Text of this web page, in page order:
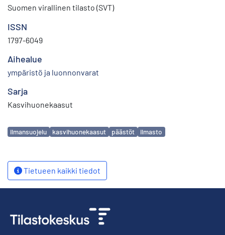
Suomen virallinen tilasto (SVT)
ISSN
1797-6049
Aihealue
ympäristö ja luonnonvarat
Sarja
Kasvihuonekaasut
Avainsanat
ilmansuojelu kasvihuonekaasut päästöt ilmasto
Tietueen kaikki tiedot